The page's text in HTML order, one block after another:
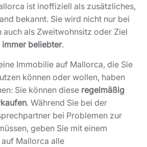
ist inoffiziell als zusätzliches,
bekannt. Sie wird nicht nur bei
auch als Zweitwohnsitz oder Ziel
immer beliebter.
Immobilie auf Mallorca, die Sie
können oder wollen, haben
Sie können diese regelmäßig
. Während Sie bei der
bei Problemen zur
geben Sie mit einem
Mallorca alle